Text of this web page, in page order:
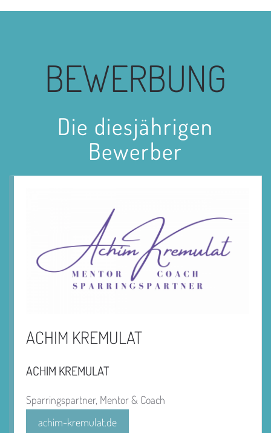
BEWERBUNG
Die diesjährigen
Bewerber
ACHIM KREMULAT
ACHIM KREMULAT
Sparringspartner, Mentor & Coach
achim-kremulat.de